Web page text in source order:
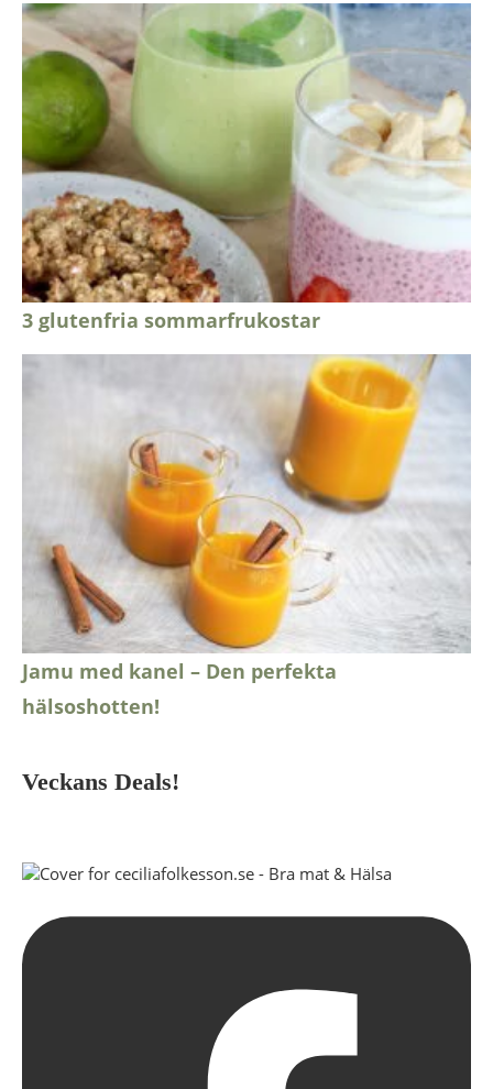
3 glutenfria sommarfrukostar
Jamu med kanel – Den perfekta
hälsoshotten!
Veckans Deals!